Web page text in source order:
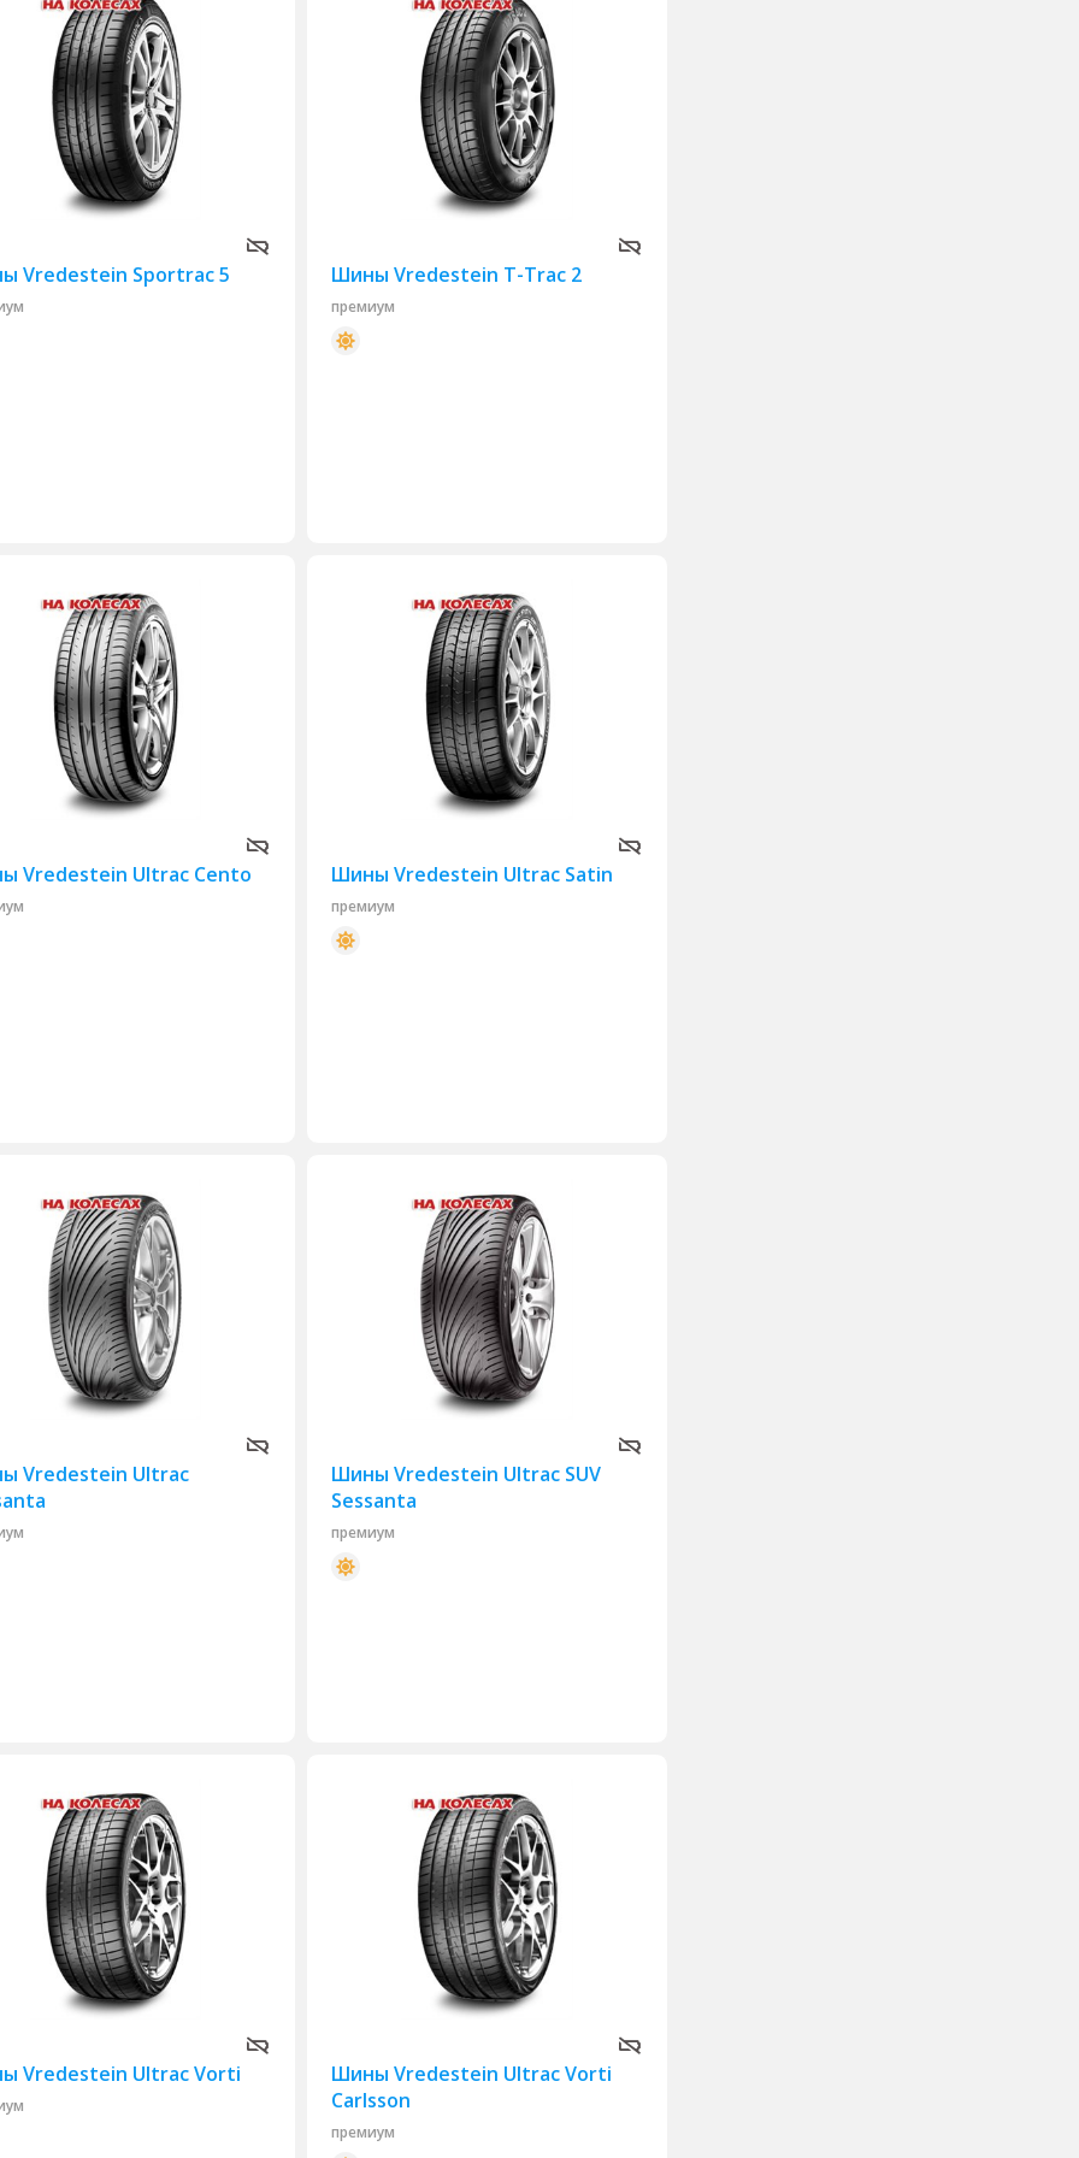
Vredestein Sportrac 5 Шины Vredestein T-Trac 2
премиум
Vredestein Ultrac Cento Шины Vredestein Ultrac Satin
премиум
Vredestein Ultrac
Шины Vredestein Ultrac SUV
Sessanta
премиум
Vredestein Ultrac Vorti
Шины Vredestein Ultrac Vorti
Carlsson
премиум